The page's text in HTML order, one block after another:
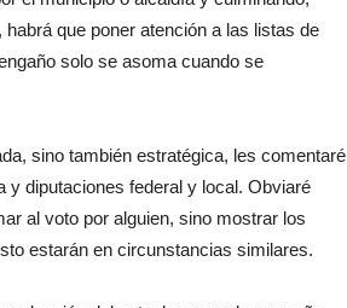
que poner atención a las listas de
solo se asoma cuando se
sino también estratégica, les comentaré
y diputaciones federal y local. Obviaré
al voto por alguien, sino mostrar los
estarán en circunstancias similares.